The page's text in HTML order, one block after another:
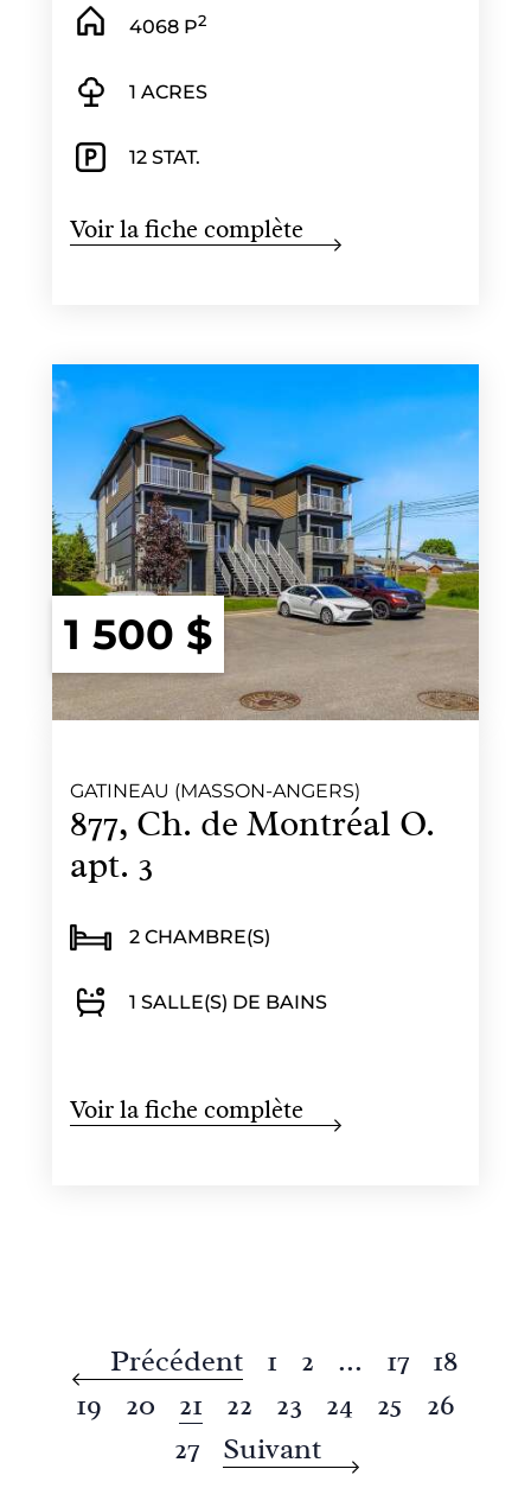
4068 P2
1 ACRES
12 STAT.
Voir la fiche complète
1 500 $
GATINEAU (MASSON-ANGERS)
877, Ch. de Montréal O.
apt. 3
2 CHAMBRE(S)
1 SALLE(S) DE BAINS
Voir la fiche complète
Précédent 1 2 ... 17
18
19
20 21 22 23 24 25
26
27
Suivant